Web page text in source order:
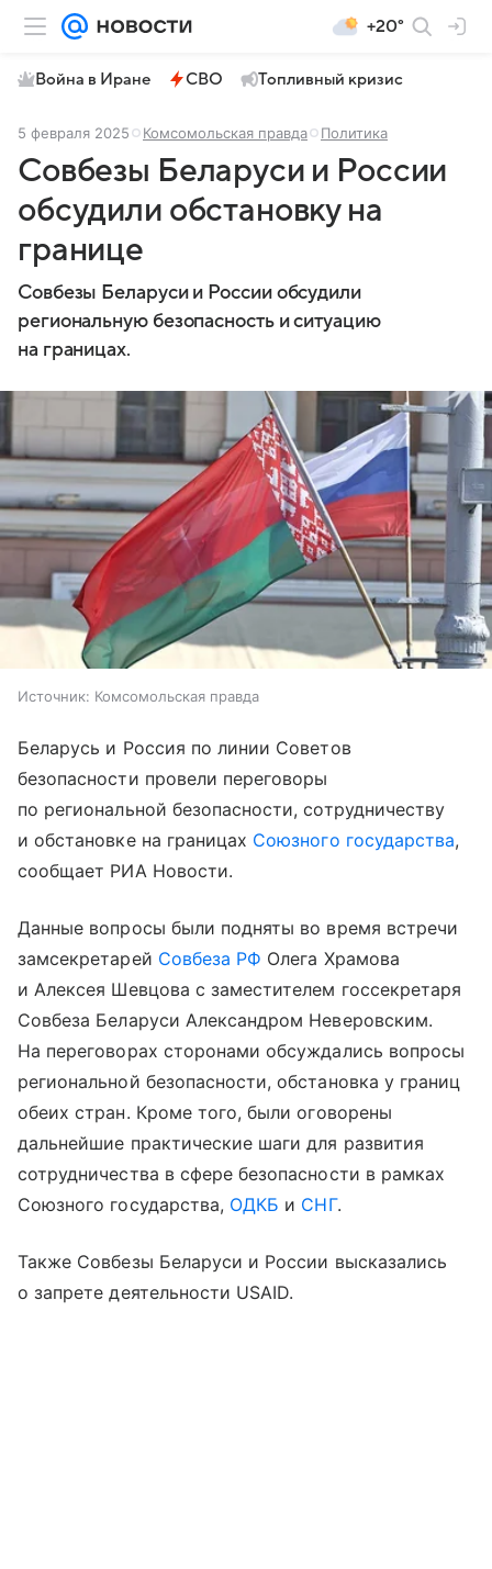
+20°
Война в Иране СВО Топливный кризис
5 февраля 2025 Комсомольская правда Политика
Совбезы Беларуси и России
обсудили обстановку на
границе
Совбезы Беларуси и России обсудили
региональную безопасность и ситуацию
на границах.
Источник: Комсомольская правда
Беларусь и Россия по линии Советов
безопасности провели переговоры
по региональной безопасности, сотрудничеству
и обстановке на границах Союзного государства,
сообщает РИА Новости.
Данные вопросы были подняты во время встречи
замсекретарей Совбеза РФ Олега Храмова
и Алексея Шевцова с заместителем госсекретаря
Совбеза Беларуси Александром Неверовским.
На переговорах сторонами обсуждались вопросы
региональной безопасности, обстановка у границ
обеих стран. Кроме того, были оговорены
дальнейшие практические шаги для развития
сотрудничества в сфере безопасности в рамках
Союзного государства, ОДКБ и СНГ.
Также Совбезы Беларуси и России высказались
о запрете деятельности USAID.